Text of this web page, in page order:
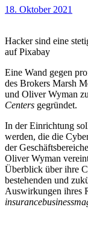
18. Oktober 2021
Hacker sind eine
auf Pixabay
Eine Wand gegen
des Brokers Marsh
und Oliver Wyman
Centers gegründet.
In der Einrichtung
werden, die die
der
Oliver Wyman
Überblick über ihre
bestehenden und
Auswirkungen ihres